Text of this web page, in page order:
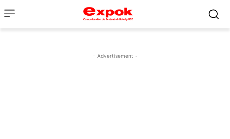
- Advertisement -